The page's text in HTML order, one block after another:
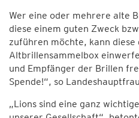
Wer eine oder mehrere alte
diese einem guten Zweck
zuführen möchte, kann diese
Altbrillensammelbox
und Empfänger der Brillen
Spende!“, so
„Lions sind eine ganz